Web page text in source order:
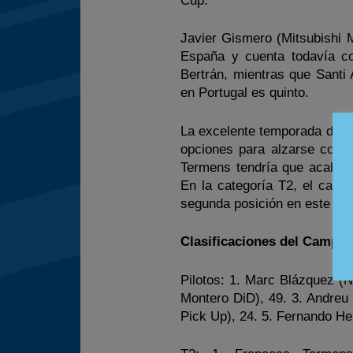
Javier Gismero (Mitsubishi
España y cuenta todavía
Bertrán, mientras que Santi
en Portugal es quinto.
La excelente temporada de
opciones para alzarse con
Termens tendría que
En la categoría T2, el
segunda posición en este
Clasificaciones del
Pilotos: 1. Marc Blázquez
Montero DiD), 49. 3.
Pick Up), 24. 5. Fernando